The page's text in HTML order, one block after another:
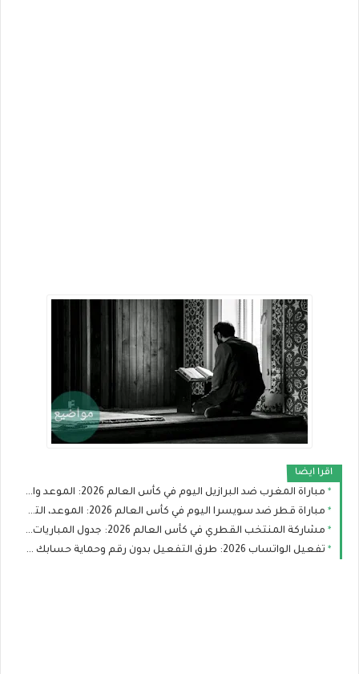
اقرا ايضا
مباراة المغرب ضد البرازيل اليوم في كأس العالم 2026: الموعد والقنوات الناقلة والتشكيل
مباراة قطر ضد سويسرا اليوم في كأس العالم 2026: الموعد، التشكيل، والقنوات الناقلة
مشاركة المنتخب القطري في كأس العالم 2026: جدول المباريات وفرص العنابي في التأهل
تفعيل الواتساب 2026: طرق التفعيل بدون رقم وحماية حسابك من الاختراق